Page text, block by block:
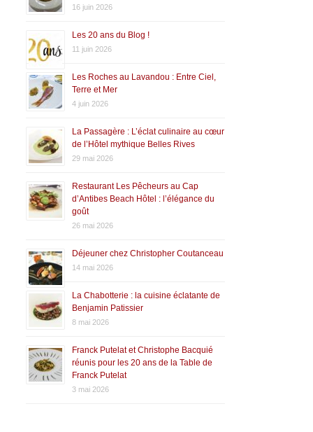
16 juin 2026
Les 20 ans du Blog !
11 juin 2026
Les Roches au Lavandou : Entre Ciel,
Terre et Mer
4 juin 2026
La Passagère : L’éclat culinaire au cœur
de l’Hôtel mythique Belles Rives
29 mai 2026
Restaurant Les Pêcheurs au Cap
d’Antibes Beach Hôtel : l’élégance du
goût
26 mai 2026
Déjeuner chez Christopher Coutanceau
14 mai 2026
La Chabotterie : la cuisine éclatante de
Benjamin Patissier
8 mai 2026
Franck Putelat et Christophe Bacquié
réunis pour les 20 ans de la Table de
Franck Putelat
3 mai 2026